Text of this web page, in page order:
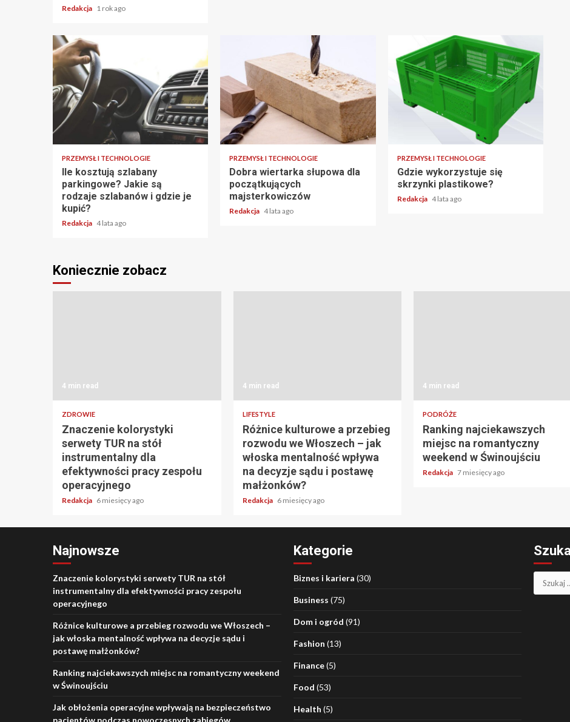
Redakcja 1 rok ago
PRZEMYSŁ I TECHNOLOGIE
Ile kosztują szlabany
parkingowe? Jakie są
rodzaje szlabanów i gdzie je
kupić?
Redakcja 4 lata ago
2 min read
PRZEMYSŁ I TECHNOLOGIE
Dobra wiertarka słupowa dla
początkujących
majsterkowiczów
Redakcja 4 lata ago
PRZEMYSŁ I TECHNOLOGIE
Gdzie wykorzystuje się
skrzynki plastikowe?
Redakcja 4 lata ago
Koniecznie zobacz
4 min read
ZDROWIE
Znaczenie kolorystyki
serwety TUR na stół
instrumentalny dla
efektywności pracy zespołu
operacyjnego
Redakcja 6 miesięcy ago
4 min read
LIFESTYLE
Różnice kulturowe a przebieg
rozwodu we Włoszech – jak
włoska mentalność wpływa
na decyzje sądu i postawę
małżonków?
Redakcja 6 miesięcy ago
4 min read
PODRÓŻE
Ranking najciekawszych
miejsc na romantyczny
weekend w Świnoujściu
Redakcja 7 miesięcy ago
Najnowsze
Znaczenie kolorystyki serwety TUR na stół
instrumentalny dla efektywności pracy zespołu
operacyjnego
Różnice kulturowe a przebieg rozwodu we Włoszech –
jak włoska mentalność wpływa na decyzje sądu i
postawę małżonków?
Ranking najciekawszych miejsc na romantyczny weekend
w Świnoujściu
Jak obłożenia operacyjne wpływają na bezpieczeństwo
pacjentów podczas nowoczesnych zabiegów
Kategorie
Biznes i kariera (30)
Business (75)
Dom i ogród (91)
Fashion (13)
Finance(5)
Food (53)
Health (5)
Szukaj: